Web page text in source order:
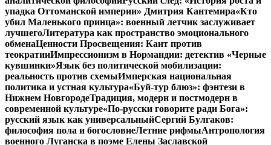
упадка Оттоманской империи» Дмитрия Кантемира«Кто
убил Маленького принца»: военный летчик заслуживает
лучшегоЛитература как пространство эмоционального
обменаЦенности Просвещения: Кант против
теократииИмпрессионизм в Нормандии: детектив «Черные
кувшинки»Язык без политической мобилизации:
реальность против схемыИмперская национальная
политика и устная культура«Буй-тур блюз»: фэнтези в
Нижнем НовгородеТрадиция, модерн и постмодерн в
современной культуре«По-русски говорите ради Бога»:
русский язык как универсальныйСергий Булгаков:
философия пола и богословиеЛетние рифмыАнтропология
военного Луганска в поэме Елены Заславской